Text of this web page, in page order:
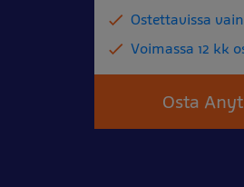
Ostettavissa
Voimassa 12 kk
Osta